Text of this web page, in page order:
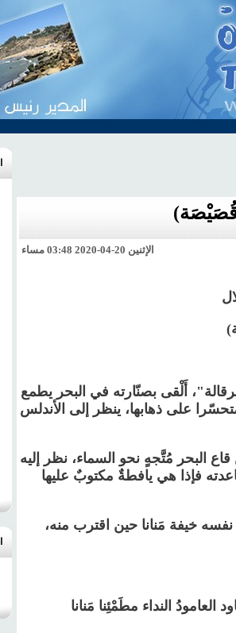
(قُصَيْصَة)
الإثنين 20-04-2020 03:48 مساء
أَلْقى بصنّارته في البحر يطمع
على ذهابها، ينظر إلى الأندلس
البحر مُتَّجهٍ نحو السماء، نظر إليه
فإذا هي يافطةٌ مكتوبٌ عليها
خيفة مَنانا حين اقترب منه،
النداء مطَمْئِنا مَنانا